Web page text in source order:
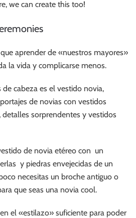
aprender de «nuestros mayores»
la vida y complicarse menos.
cabeza es el vestido novia,
de novias con vestidos
detalles sorprendentes y vestidos
de novia etéreo con un
y piedras envejecidas de un
necesitas un broche antiguo o
que seas una novia cool.
el «estilazo» suficiente para poder